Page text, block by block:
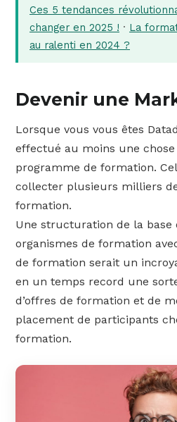
Ces 5 tendances
changer en 2025 ! · La
au ralenti en 2024 ?
Devenir une
Lorsque vous vous êtes
effectué au moins une
programme de formation.
collecter plusieurs milliers
formation.
Une structuration de la base
organismes de formation
de formation serait un
en un temps record une
d’offres de formation et de
placement de participants
formation.